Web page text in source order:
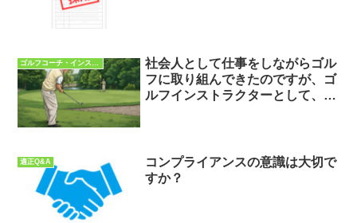
ゴルフコーチ・インストラクターQ&A
社会人として仕事をしながらゴル
フに取り組んできたのですが、ゴ
ルフインストラクターとして、仕
適正Q&A
コンプライアンスの意識は大切で
すか？